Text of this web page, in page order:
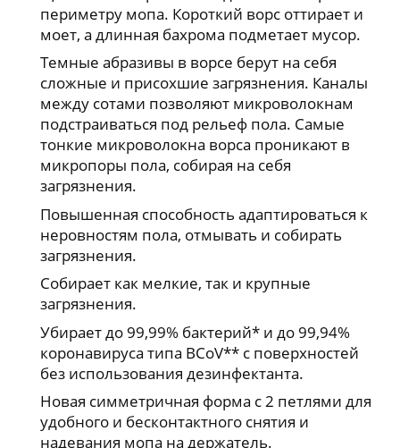
периметру мопа. Короткий ворс оттирает и
моет, а длинная бахрома подметает мусор.
Темные абразивы в ворсе берут на себя
сложные и присохшие загрязнения. Каналы
между сотами позволяют микроволокнам
подстраиваться под рельеф пола. Самые
тонкие микроволокна ворса проникают в
микропоры пола, собирая на себя
загрязнения.
Повышенная способность адаптироваться к
неровностям пола, отмывать и собирать
загрязнения.
Собирает как мелкие, так и крупные
загрязнения.
Убирает до 99,99% бактерий* и до 99,94%
коронавируса типа BCoV** с поверхностей
без использования дезинфектанта.
Новая симметричная форма с 2 петлями для
удобного и бесконтактного снятия и
надевания мопа на держатель.